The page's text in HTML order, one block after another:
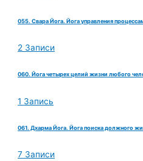
055. Свара Йога. Йога управления
2 Записи
060. Йога четырех целий жизни любого
1 Запись
061. Дхарма Йога. Йога поиска должного
7 Записи